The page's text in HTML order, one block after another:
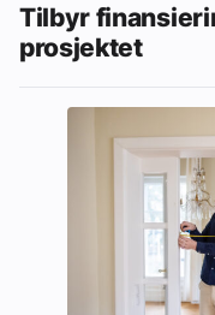
Tilbyr
prosjektet